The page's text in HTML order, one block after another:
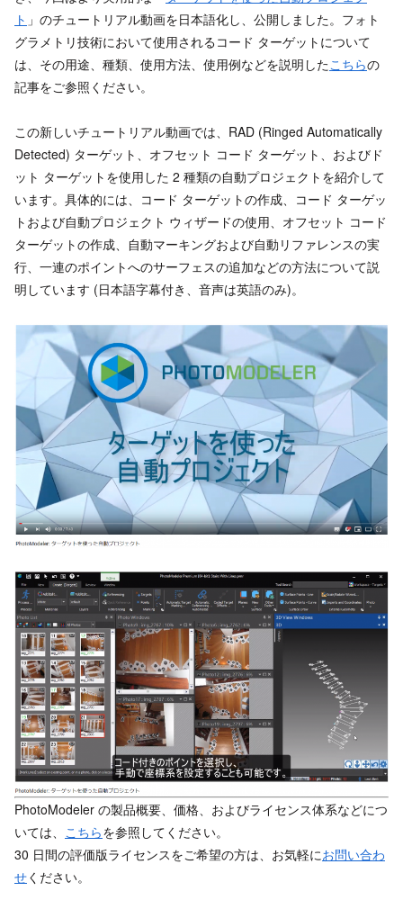
ト 」のチュートリアル動画を日本語化し、公開しました。フォト
グラメトリ技術において使用されるコード ターゲットについて
は、その用途、種類、使用方法、使用例などを説明したこちらの
記事をご参照ください。
この新しいチュートリアル動画では、RAD (Ringed Automatically
Detected) ターゲット、オフセット コード ターゲット、およびド
ット ターゲットを使用した 2 種類の自動プロジェクトを紹介して
います。具体的には、コード ターゲットの作成、コード ターゲッ
トおよび自動プロジェクト ウィザードの使用、オフセット コード
ターゲットの作成、自動マーキングおよび自動リファレンスの実
行、一連のポイントへのサーフェスの追加などの方法について説
明しています (日本語字幕付き、音声は英語のみ)。
PhotoModeler の製品概要、価格、およびライセンス体系などにつ
いては、 こちらを参照してください。
30 日間の評価版ライセンスをご希望の方は、お気軽にお問い合わ
せください。